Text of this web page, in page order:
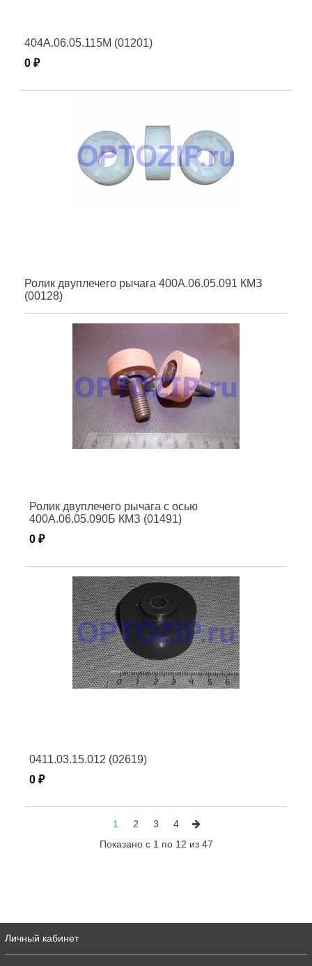
404А.06.05.115М (01201)
0 ₽
Ролик двуплечего рычага 400А.06.05.091 КМЗ
(00128)
Ролик двуплечего рычага с осью
400А.06.05.090Б КМЗ (01491)
0 ₽
0411.03.15.012 (02619)
0 ₽
1 2 3
4
Показано с 1 по 12 из 47
Личный кабинет